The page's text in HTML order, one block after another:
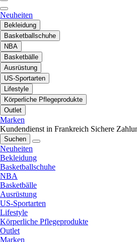
Neuheiten
Bekleidung
Basketballschuhe
NBA
Basketbälle
Ausrüstung
US-Sportarten
Lifestyle
Körperliche Pflegeprodukte
Outlet
Marken
Kundendienst in Frankreich Sichere
Suchen
Neuheiten
Bekleidung
Basketballschuhe
NBA
Basketbälle
Ausrüstung
US-Sportarten
Lifestyle
Körperliche Pflegeprodukte
Outlet
Marken